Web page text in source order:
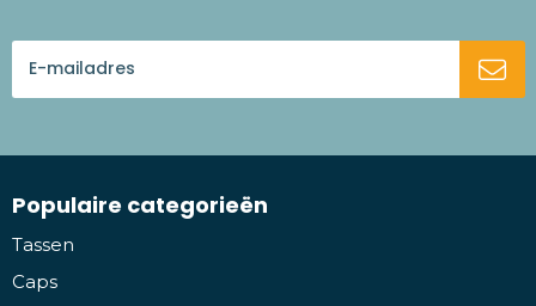
Populaire categorieën
Tassen
Caps